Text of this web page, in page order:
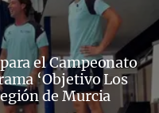
el Campeonato
‘Objetivo Los
de Murcia